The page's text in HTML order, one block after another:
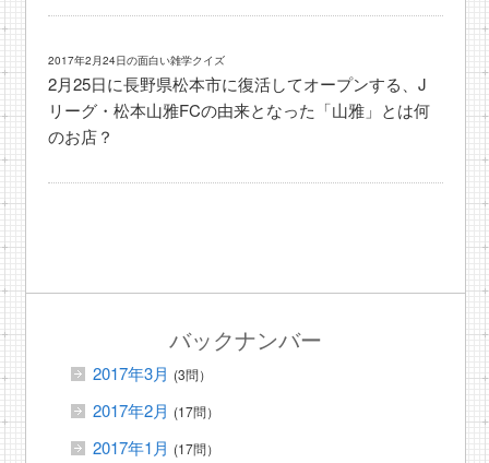
2017年2月24日の面白い雑学クイズ
2月25日に長野県松本市に復活してオープンする、J
リーグ・松本山雅FCの由来となった「山雅」とは何
のお店？
バックナンバー
2017年3月 (3問）
2017年2月 (17問）
2017年1月 (17問）